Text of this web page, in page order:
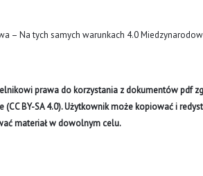
– Na tych samych warunkach 4.0
prawa do korzystania z dokumentów pdf
BY-SA 4.0). Użytkownik może kopiować i
materiał w dowolnym celu.